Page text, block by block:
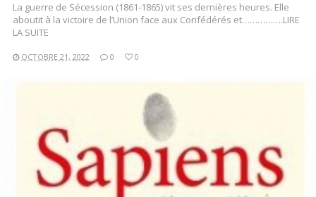
La guerre de Sécession (1861-1865) vit ses dernières heures. Elle
aboutit à la victoire de l’Union face aux Confédérés et…………….LIRE
LA SUITE
OCTOBRE 21, 2022 0 0